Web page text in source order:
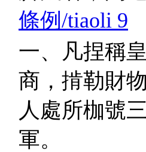
條例/tiaoli 9
一、凡捏稱
商，掯勒財
人處所枷號
軍。